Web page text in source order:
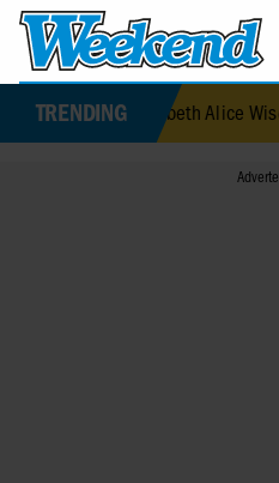
TRENDING
Elizabeth Alice Wise, de royal